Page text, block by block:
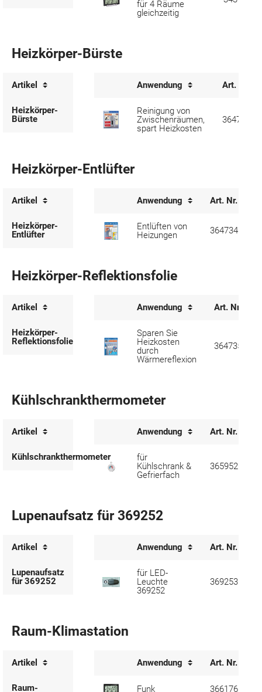
für 4 Räume
gleichzeitig
Heizkörper-Bürste
Artikel Anwendung Art. Nr.
Heizkörper-
Bürste
Reinigung von
Zwischenräumen,
spart Heizkosten
364739
Heizkörper-Entlüfter
Artikel Anwendung Art. Nr.
Heizkörper-
Entlüfter
Entlüften von
Heizungen
364734
Heizkörper-Reflektionsfolie
Artikel Anwendung Art. Nr.
Heizkörper-
Reflektionsfolie
Sparen Sie
Heizkosten
durch
Wärmereflexion
364735
Kühlschrankthermometer
Artikel Anwendung Art. Nr.
Kühlschrankthermometer
für
Kühlschrank &
Gefrierfach
365952
Lupenaufsatz für 369252
Artikel Anwendung Art. Nr.
Lupenaufsatz
für 369252
für LED-
Leuchte
369252
369253
Raum-Klimastation
Artikel Anwendung Art. Nr.
Raum-
Funk 366176